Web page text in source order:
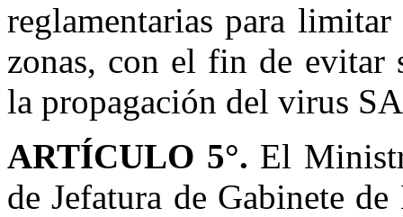
reglamentarias para
zonas, con el fin de evitar
la propagación del virus
ARTÍCULO 5°. El
de Jefatura de Gabinete